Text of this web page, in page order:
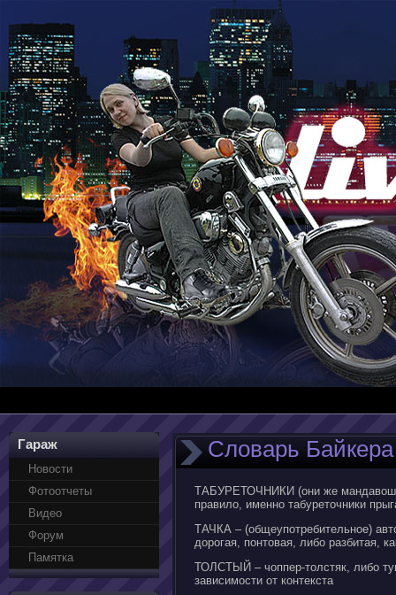
Гараж
Новости
Фотоотчеты
Видео
Форум
Памятка
Словарь
ТАБУРЕТОЧНИКИ (они же
правило, именно табуреточники
ТАЧКА – (общеупотребительное)
дорогая, понтовая, либо разбитая,
ТОЛСТЫЙ – чоппер-толстяк, либо
зависимости от контекста